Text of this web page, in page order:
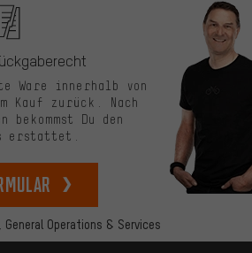
General Operations & Services
Ware innerhalb von
Kauf zurück. Nach
bekommst Du den
erstattet.